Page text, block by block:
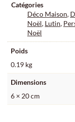
Catégories
Déco Maison,
Noël, Lutin,
Noël
Poids
0.19 kg
Dimensions
6 × 20 cm